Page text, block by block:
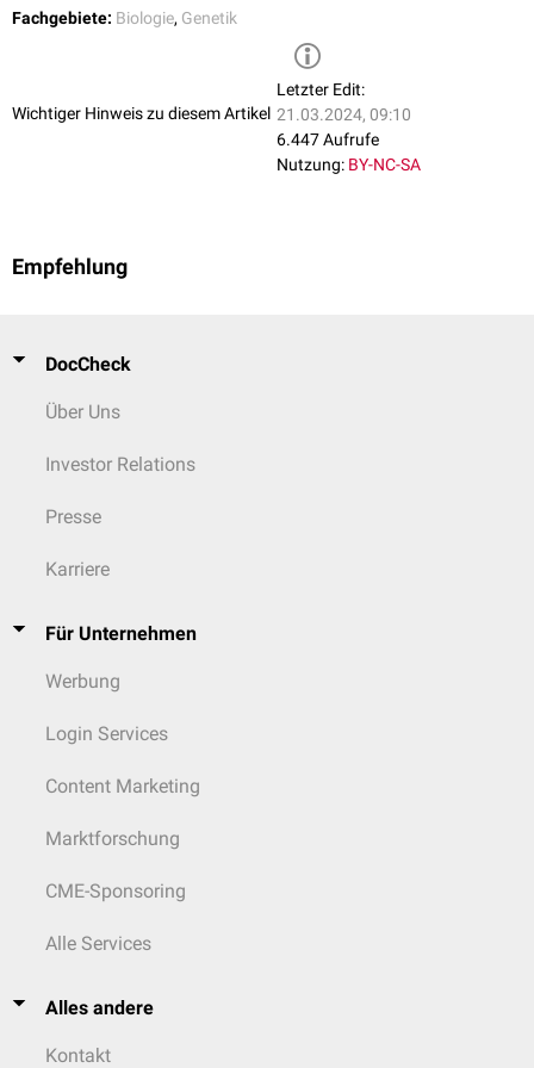
Fachgebiete: Biologie, Genetik
Wichtiger Hinweis zu diesem Artikel
Letzter Edit:
21.03.2024, 09:10
6.447 Aufrufe
Nutzung: BY-NC-SA
Empfehlung
DocCheck
Über Uns
Investor Relations
Presse
Karriere
Für Unternehmen
Werbung
Login Services
Content Marketing
Marktforschung
CME-Sponsoring
Alle Services
Alles andere
Kontakt